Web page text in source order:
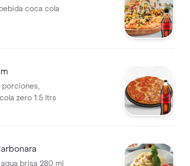
coca cola
porciones,
zero 1.5 ltrs
brisa 280 ml